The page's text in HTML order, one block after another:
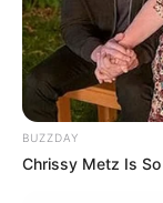
BUZZDAY
Chrissy Metz Is